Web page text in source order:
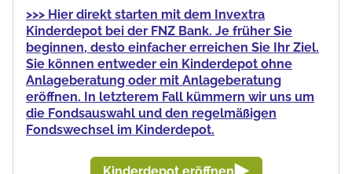
>>> Hier direkt starten mit dem Invextra
Kinderdepot bei der FNZ Bank. Je früher Sie
beginnen, desto einfacher erreichen Sie Ihr Ziel.
Sie können entweder ein Kinderdepot ohne
Anlageberatung oder mit Anlageberatung
eröffnen. In letzterem Fall kümmern wir uns um
die Fondsauswahl und den regelmäßigen
Fondswechsel im Kinderdepot.